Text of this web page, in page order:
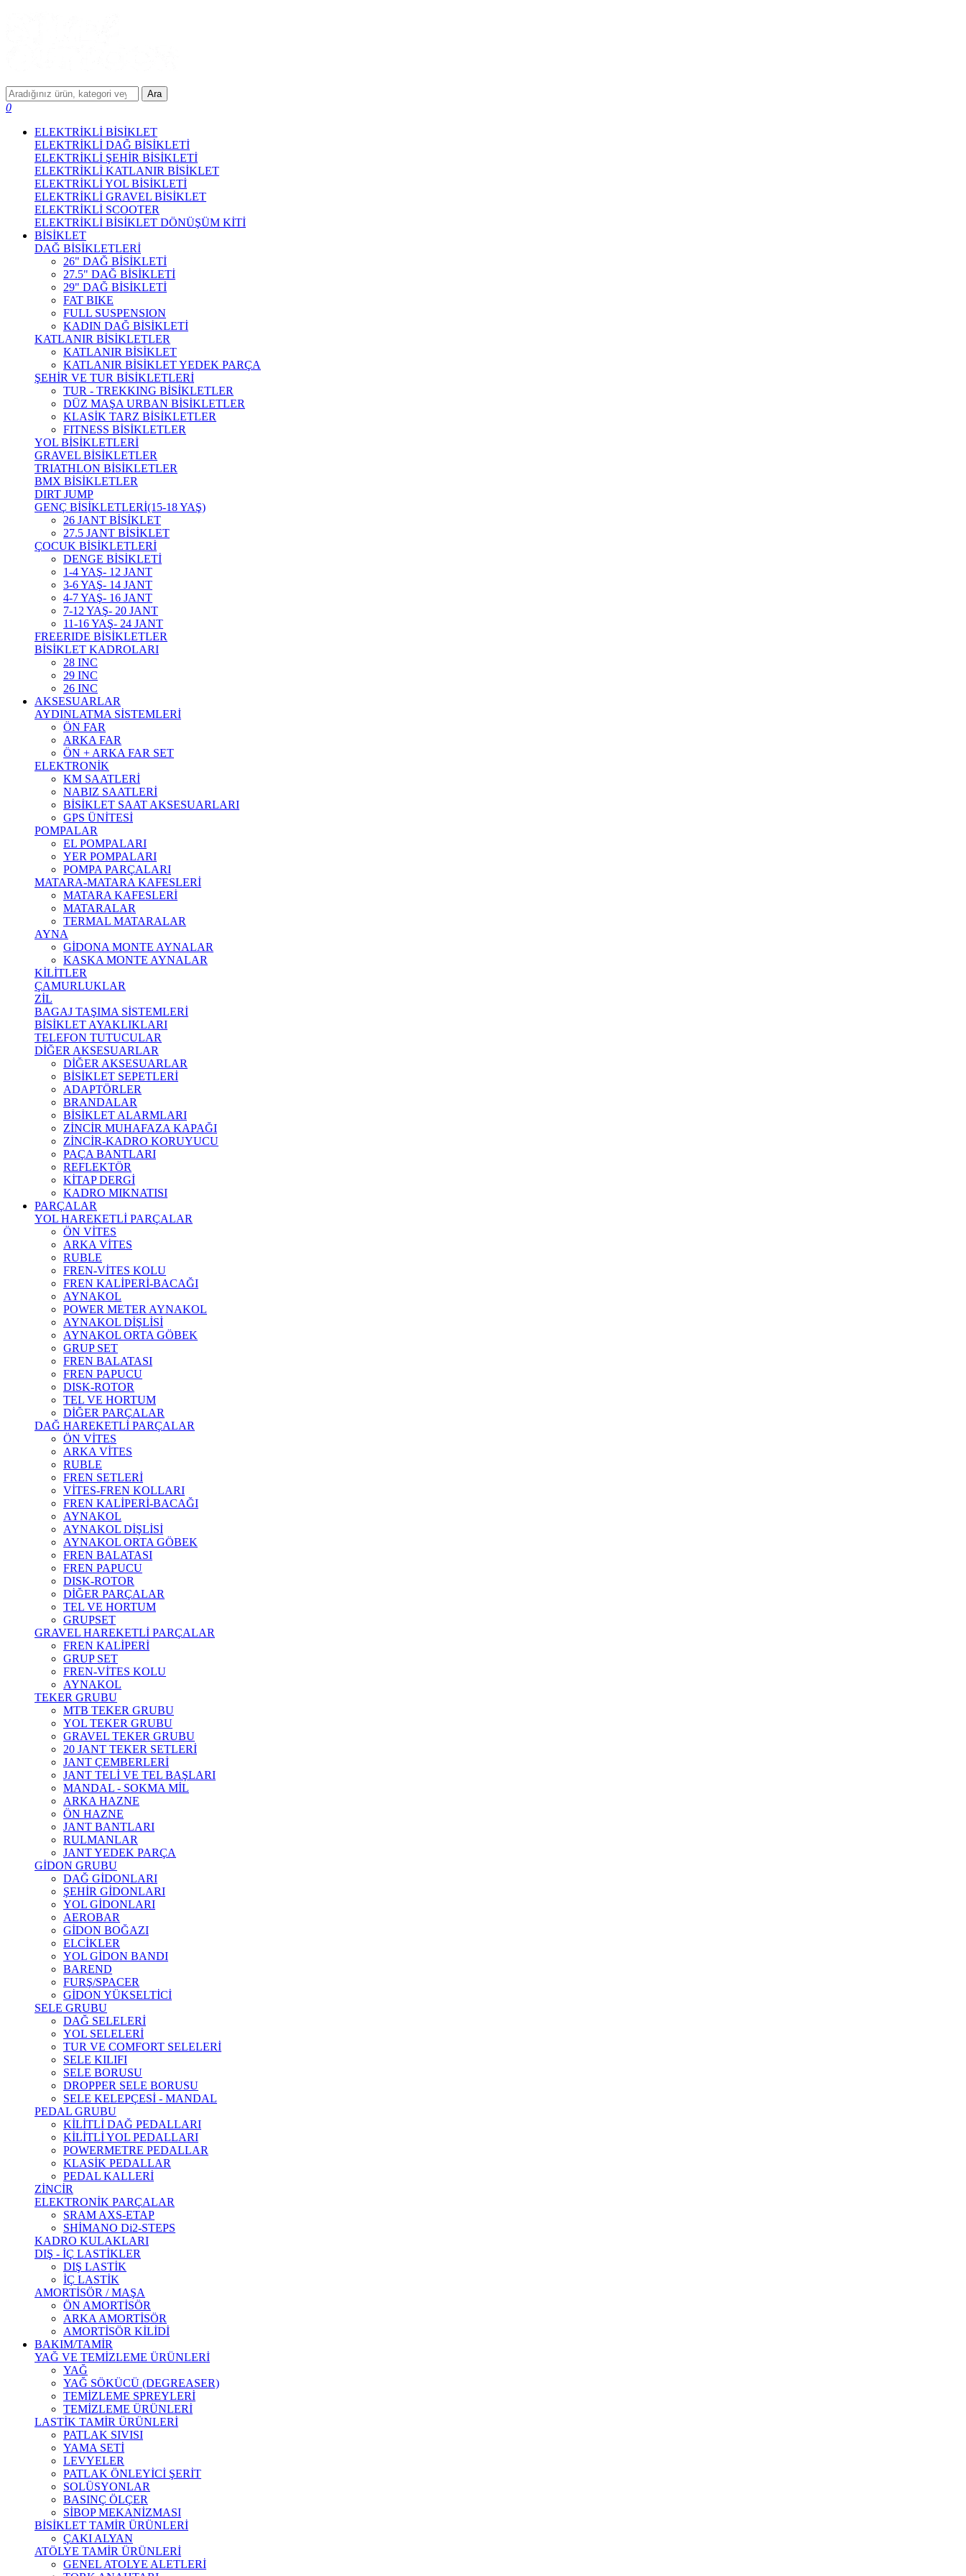
Ara
0
ELEKTRİKLİ BİSİKLET
ELEKTRİKLİ DAĞ BİSİKLETİ
ELEKTRİKLİ ŞEHİR BİSİKLETİ
ELEKTRİKLİ KATLANIR BİSİKLET
ELEKTRİKLİ YOL BİSİKLETİ
ELEKTRİKLİ GRAVEL BİSİKLET
ELEKTRİKLİ SCOOTER
ELEKTRİKLİ BİSİKLET DÖNÜŞÜM KİTİ
BİSİKLET
DAĞ BİSİKLETLERİ
26" DAĞ BİSİKLETİ
27.5" DAĞ BİSİKLETİ
29" DAĞ BİSİKLETİ
FAT BIKE
FULL SUSPENSION
KADIN DAĞ BİSİKLETİ
KATLANIR BİSİKLETLER
KATLANIR BİSİKLET
KATLANIR BİSİKLET YEDEK PARÇA
ŞEHİR VE TUR BİSİKLETLERİ
TUR - TREKKING BİSİKLETLER
DÜZ MAŞA URBAN BİSİKLETLER
KLASİK TARZ BİSİKLETLER
FITNESS BİSİKLETLER
YOL BİSİKLETLERİ
GRAVEL BİSİKLETLER
TRIATHLON BİSİKLETLER
BMX BİSİKLETLER
DIRT JUMP
GENÇ BİSİKLETLERİ(15-18 YAŞ)
26 JANT BİSİKLET
27.5 JANT BİSİKLET
ÇOCUK BİSİKLETLERİ
DENGE BİSİKLETİ
1-4 YAŞ- 12 JANT
3-6 YAŞ- 14 JANT
4-7 YAŞ- 16 JANT
7-12 YAŞ- 20 JANT
11-16 YAŞ- 24 JANT
FREERIDE BİSİKLETLER
BİSİKLET KADROLARI
28 INC
29 INC
26 INC
AKSESUARLAR
AYDINLATMA SİSTEMLERİ
ÖN FAR
ARKA FAR
ÖN + ARKA FAR SET
ELEKTRONİK
KM SAATLERİ
NABIZ SAATLERİ
BİSİKLET SAAT AKSESUARLARI
GPS ÜNİTESİ
POMPALAR
EL POMPALARI
YER POMPALARI
POMPA PARÇALARI
MATARA-MATARA KAFESLERİ
MATARA KAFESLERİ
MATARALAR
TERMAL MATARALAR
AYNA
GİDONA MONTE AYNALAR
KASKA MONTE AYNALAR
KİLİTLER
ÇAMURLUKLAR
ZİL
BAGAJ TAŞIMA SİSTEMLERİ
BİSİKLET AYAKLIKLARI
TELEFON TUTUCULAR
DİĞER AKSESUARLAR
DİĞER AKSESUARLAR
BİSİKLET SEPETLERİ
ADAPTÖRLER
BRANDALAR
BİSİKLET ALARMLARI
ZİNCİR MUHAFAZA KAPAĞI
ZİNCİR-KADRO KORUYUCU
PAÇA BANTLARI
REFLEKTÖR
KİTAP DERGİ
KADRO MIKNATISI
PARÇALAR
YOL HAREKETLİ PARÇALAR
ÖN VİTES
ARKA VİTES
RUBLE
FREN-VİTES KOLU
FREN KALİPERİ-BACAĞI
AYNAKOL
POWER METER AYNAKOL
AYNAKOL DİŞLİSİ
AYNAKOL ORTA GÖBEK
GRUP SET
FREN BALATASI
FREN PAPUCU
DISK-ROTOR
TEL VE HORTUM
DİĞER PARÇALAR
DAĞ HAREKETLİ PARÇALAR
ÖN VİTES
ARKA VİTES
RUBLE
FREN SETLERİ
VİTES-FREN KOLLARI
FREN KALİPERİ-BACAĞI
AYNAKOL
AYNAKOL DİŞLİSİ
AYNAKOL ORTA GÖBEK
FREN BALATASI
FREN PAPUCU
DISK-ROTOR
DİĞER PARÇALAR
TEL VE HORTUM
GRUPSET
GRAVEL HAREKETLİ PARÇALAR
FREN KALİPERİ
GRUP SET
FREN-VİTES KOLU
AYNAKOL
TEKER GRUBU
MTB TEKER GRUBU
YOL TEKER GRUBU
GRAVEL TEKER GRUBU
20 JANT TEKER SETLERİ
JANT ÇEMBERLERİ
JANT TELİ VE TEL BAŞLARI
MANDAL - SOKMA MİL
ARKA HAZNE
ÖN HAZNE
JANT BANTLARI
RULMANLAR
JANT YEDEK PARÇA
GİDON GRUBU
DAĞ GİDONLARI
ŞEHİR GİDONLARI
YOL GİDONLARI
AEROBAR
GİDON BOĞAZI
ELCİKLER
YOL GİDON BANDI
BAREND
FURŞ/SPACER
GİDON YÜKSELTİCİ
SELE GRUBU
DAĞ SELELERİ
YOL SELELERİ
TUR VE COMFORT SELELERİ
SELE KILIFI
SELE BORUSU
DROPPER SELE BORUSU
SELE KELEPÇESİ - MANDAL
PEDAL GRUBU
KİLİTLİ DAĞ PEDALLARI
KİLİTLİ YOL PEDALLARI
POWERMETRE PEDALLAR
KLASİK PEDALLAR
PEDAL KALLERİ
ZİNCİR
ELEKTRONİK PARÇALAR
SRAM AXS-ETAP
SHİMANO Di2-STEPS
KADRO KULAKLARI
DIŞ - İÇ LASTİKLER
DIŞ LASTİK
İÇ LASTİK
AMORTİSÖR / MAŞA
ÖN AMORTİSÖR
ARKA AMORTİSÖR
AMORTİSÖR KİLİDİ
BAKIM/TAMİR
YAĞ VE TEMİZLEME ÜRÜNLERİ
YAĞ
YAĞ SÖKÜCÜ (DEGREASER)
TEMİZLEME SPREYLERİ
TEMİZLEME ÜRÜNLERİ
LASTİK TAMİR ÜRÜNLERİ
PATLAK SIVISI
YAMA SETİ
LEVYELER
PATLAK ÖNLEYİCİ ŞERİT
SOLÜSYONLAR
BASINÇ ÖLÇER
SİBOP MEKANİZMASI
BİSİKLET TAMİR ÜRÜNLERİ
ÇAKI ALYAN
ATÖLYE TAMİR ÜRÜNLERİ
GENEL ATOLYE ALETLERİ